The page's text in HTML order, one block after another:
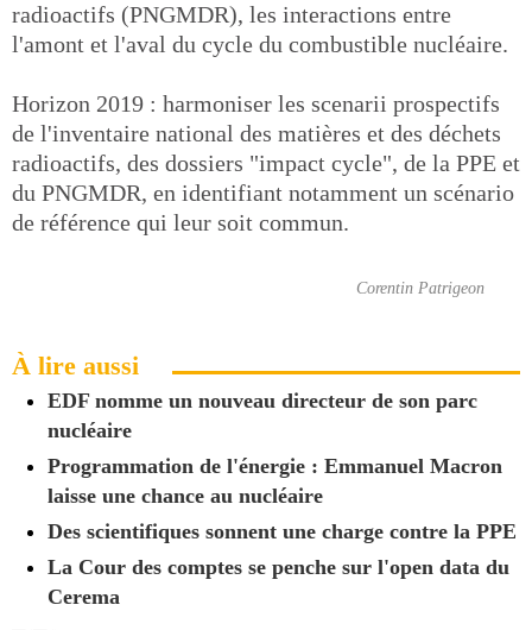
radioactifs (PNGMDR), les interactions entre
l'amont et l'aval du cycle du combustible nucléaire.
Horizon 2019 : harmoniser les scenarii prospectifs
de l'inventaire national des matières et des déchets
radioactifs, des dossiers "impact cycle", de la PPE et
du PNGMDR, en identifiant notamment un scénario
de référence qui leur soit commun.
Corentin Patrigeon
À lire aussi
EDF nomme un nouveau directeur de son parc
nucléaire
Programmation de l'énergie : Emmanuel Macron
laisse une chance au nucléaire
Des scientifiques sonnent une charge contre la PPE
La Cour des comptes se penche sur l'open data du
Cerema